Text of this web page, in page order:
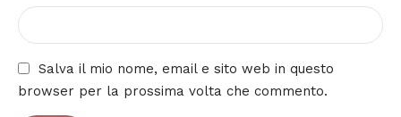
Salva il mio nome, email e sito web in questo
browser per la prossima volta che commento.